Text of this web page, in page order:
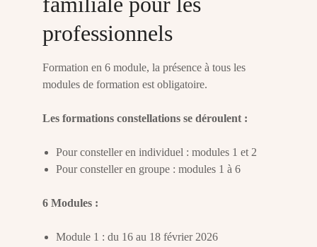
professionnels
Formation en 6 module, la présence à tous les
modules de formation est obligatoire.
Les formations constellations se déroulent :
Pour consteller en individuel : modules 1 et 2
Pour consteller en groupe : modules 1 à 6
6 Modules :
Module 1 : du 16 au 18 février 2026